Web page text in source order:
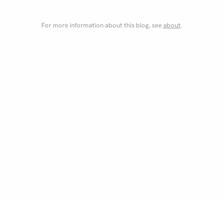
For more information about this blog, seeabout.